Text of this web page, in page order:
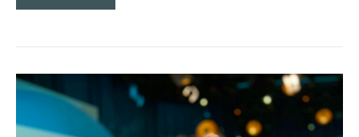
CAESARSALLAD
&
TV